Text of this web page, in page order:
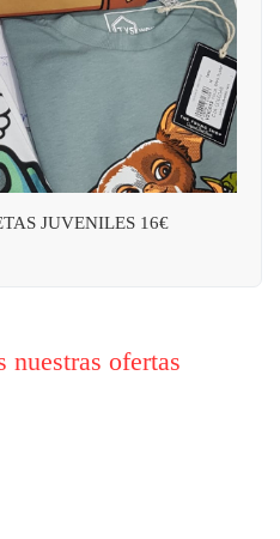
JUVENILES 16€
nuestras ofertas